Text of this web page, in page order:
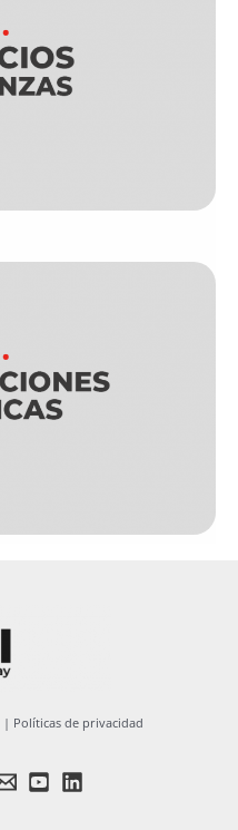
| Políticas de privacidad